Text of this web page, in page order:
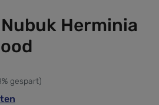
Herminia
gespart)